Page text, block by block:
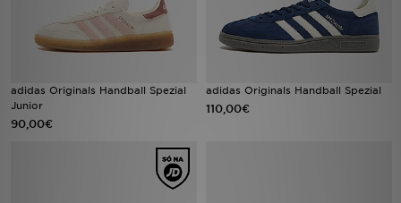
adidas Originals Handball Spezial
Junior
90,00€
adidas Originals Handball Spezial
110,00€
FAZ DOWNLOAD DA APP
FAQs